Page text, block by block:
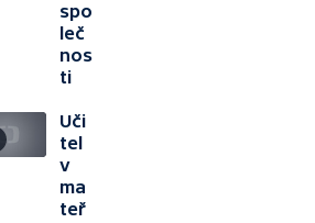
spo
leč
nos
ti
Uči
tel
v
ma
teř